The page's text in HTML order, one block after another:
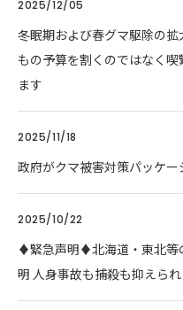
2025/12/05
冬眠期および春グマ駆除の
もの予算を割くのではなく
ます
2025/11/18
政府がクマ被害対策パッケー
2025/10/22
♦️緊急声明♦️北海道・東北等
明 人身事故も捕殺も抑えら